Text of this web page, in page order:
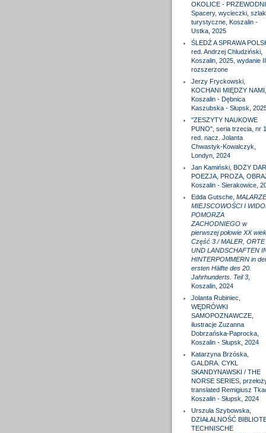
OKOLICE -
Spacery, wycieczki,
turystyczne, Koszalin -
Ustka, 2025
ŚLEDŹ A SPRAWA
red. Andrzej Chludziński,
Koszalin, 2025, wydanie II
rozszerzone
Jerzy Fryckowski,
KOCHANI MIĘDZY NAMI,
Koszalin - Dębnica
Kaszubska - Słupsk,
"ZESZYTY NAUKOWE
PUNO", seria trzecia, nr
red. nacz. Jolanta
Chwastyk-Kowalczyk,
Londyn, 2024
Jan Kamiński, BOŻY DAR.
POEZJA, PROZA,
Koszalin - Sierakowice,
Edda Gutsche,
MIEJSCOWOŚCI I
POMORZA
ZACHODNIEGO w
pierwszej połowie XX
Część 3 / MALER, ORTE
UND LANDSCHAFTEN
HINTERPOMMERN in
ersten Hälfte des 20.
Jahrhunderts. Teil 3,
Koszalin, 2024
Jolanta Rubiniec,
WĘDRÓWKI
SAMOPOZNAWCZE,
ilustracje Zuzanna
Dobrzańska-Paprocka,
Koszalin - Słupsk, 2024
Katarzyna Brzóska,
GALDRA. CYKL
SKANDYNAWSKI / THE
NORSE SERIES,
translated Remigiusz
Koszalin - Słupsk, 2024
Urszula Szybowska,
DZIAŁALNOŚĆ
TECHNISCHE